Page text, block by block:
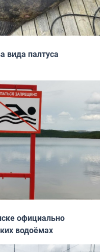
вида палтуса
официально
водоёмах